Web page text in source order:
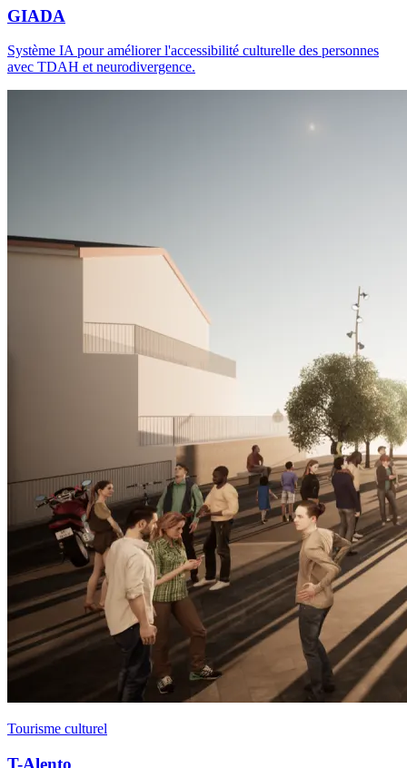
GIADA
Système IA pour améliorer l'accessibilité culturelle des personnes
avec TDAH et neurodivergence.
Tourisme culturel
T-Alento